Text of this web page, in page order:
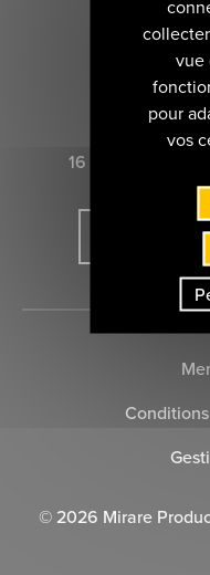
16 rue Marie-
INSCRIVEZ-
© 2026 Mirare
vue
pour
vos